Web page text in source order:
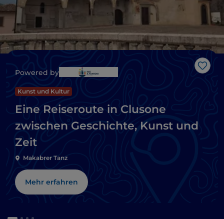
Like
Powered by
Kunst und Kultur
Eine Reiseroute in Clusone
zwischen Geschichte, Kunst und
Zeit
Makabrer Tanz
Mehr erfahren